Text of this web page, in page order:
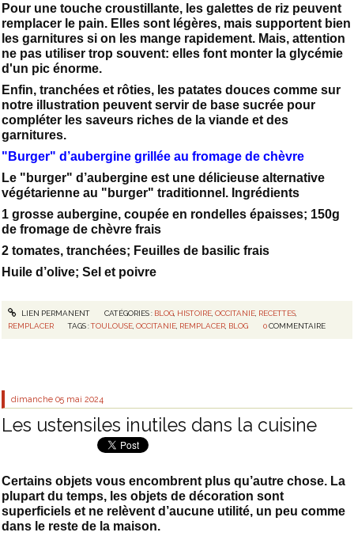
Pour une touche croustillante, les galettes de riz peuvent
remplacer le pain. Elles sont légères, mais supportent bien
les garnitures si on les mange rapidement. Mais, attention
ne pas utiliser trop souvent: elles font monter la glycémie
d'un pic énorme.
Enfin, tranchées et rôties, les patates douces comme sur
notre illustration peuvent servir de base sucrée pour
compléter les saveurs riches de la viande et des
garnitures.
"Burger" d’aubergine grillée au fromage de chèvre
Le "burger" d’aubergine est une délicieuse alternative
végétarienne au "burger" traditionnel. Ingrédients
1 grosse aubergine, coupée en rondelles épaisses; 150g
de fromage de chèvre frais
2 tomates, tranchées; Feuilles de basilic frais
Huile d’olive; Sel et poivre
LIEN PERMANENT CATÉGORIES : BLOG, HISTOIRE, OCCITANIE, RECETTES,
REMPLACER
TAGS :TOULOUSE ,OCCITANIE REMPLACER BLOG 0 COMMENTAIRE
dimanche 05 mai 2024
Les ustensiles inutiles dans la cuisine
Certains objets vous encombrent plus qu’autre chose. La
plupart du temps, les objets de décoration sont
superficiels et ne relèvent d’aucune utilité, un peu comme
dans le reste de la maison.